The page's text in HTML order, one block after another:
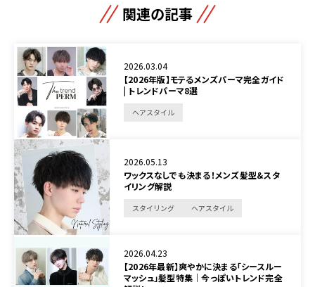
関連の記事
2026.03.04
【2026年版】モテるメンズパーマ完全ガイド
| トレンドパーマ8選
ヘアスタイル
2026.05.13
ワックスなしでも決まる！メンズ髪型＆スタ
イリング解説
スタイリング ヘアスタイル
2026.04.23
【2026年最新】爽やかに決まる「シースルー
マッシュ」髪型特集｜今っぽいトレンド完全